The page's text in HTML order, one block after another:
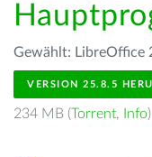
Gewählt: LibreOffice
VERSION 25.8.5
234 MB (Torrent, Info)